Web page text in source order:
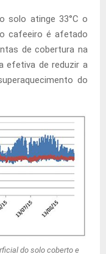
atinge 33°C o
cafeeiro é afetado
de cobertura na
efetiva de reduzir a
do
do solo coberto e